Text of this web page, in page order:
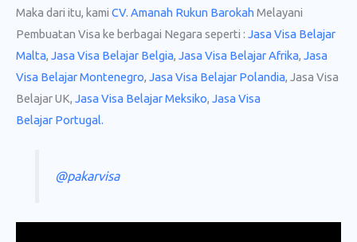
Maka dari itu, kami CV. Amanah Rukun Barokah Melayani
Pembuatan Visa ke berbagai Negara seperti : Jasa Visa Belajar
Malta, Jasa Visa Belajar Belgia, Jasa Visa Belajar Afrika, Jasa
Visa Belajar Montenegro, Jasa Visa Belajar Polandia, Jasa Visa
Belajar UK, Jasa Visa Belajar Meksiko, Jasa Visa
Belajar Portugal.
@pakarvisa